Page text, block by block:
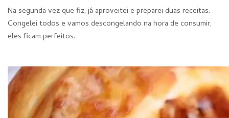
Na segunda vez que fiz, já aproveitei e preparei duas receitas.
Congelei todos e vamos descongelando na hora de consumir,
eles ficam perfeitos.